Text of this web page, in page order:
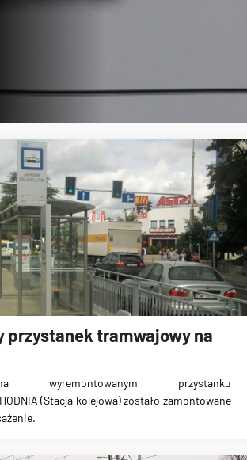
przystanek tramwajowy na
wyremontowanym przystanku
(Stacja kolejowa)zostałozamontowane
.